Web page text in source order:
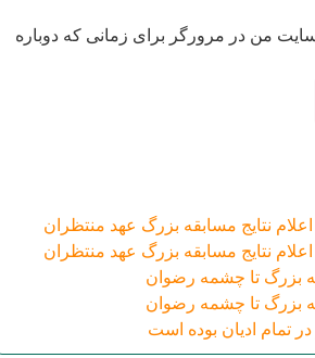
من در مرورگر برای زمانی که دوباره
نتایج مسابقه بزرگ عهد منتظران
نتایج مسابقه بزرگ عهد منتظران
بزرگ تا چشمه رضوان
بزرگ تا چشمه رضوان
تمام ادیان بوده است